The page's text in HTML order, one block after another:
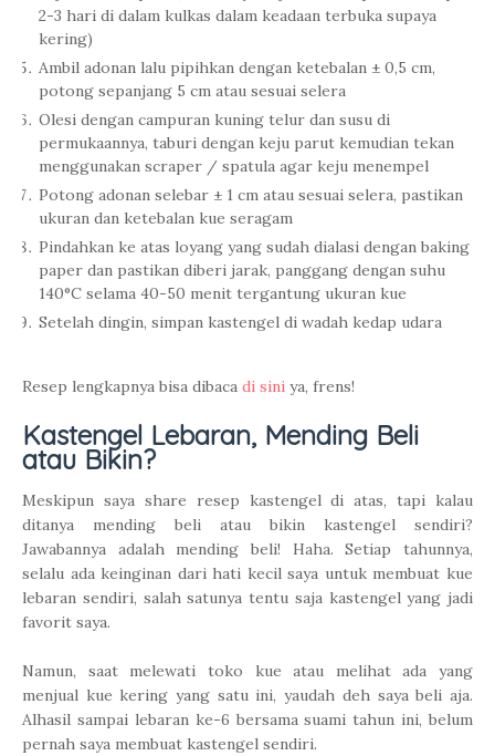
2-3 hari di dalam kulkas dalam keadaan terbuka supaya
kering)
Ambil adonan lalu pipihkan dengan ketebalan ± 0,5 cm,
potong sepanjang 5 cm atau sesuai selera
Olesi dengan campuran kuning telur dan susu di
permukaannya, taburi dengan keju parut kemudian tekan
menggunakan scraper / spatula agar keju menempel
Potong adonan selebar ± 1 cm atau sesuai selera, pastikan
ukuran dan ketebalan kue seragam
Pindahkan ke atas loyang yang sudah dialasi dengan baking
paper dan pastikan diberi jarak, panggang dengan suhu
140°C selama 40-50 menit tergantung ukuran kue
Setelah dingin, simpan kastengel di wadah kedap udara
Resep lengkapnya bisa dibaca di sini ya, frens!
Kastengel Lebaran, Mending Beli
atau Bikin?
Meskipun saya share resep kastengel di atas, tapi kalau
ditanya mending beli atau bikin kastengel sendiri?
Jawabannya adalah mending beli! Haha. Setiap tahunnya,
selalu ada keinginan dari hati kecil saya untuk membuat kue
lebaran sendiri, salah satunya tentu saja kastengel yang jadi
favorit saya.
Namun, saat melewati toko kue atau melihat ada yang
menjual kue kering yang satu ini, yaudah deh saya beli aja.
Alhasil sampai lebaran ke-6 bersama suami tahun ini, belum
pernah saya membuat kastengel sendiri.